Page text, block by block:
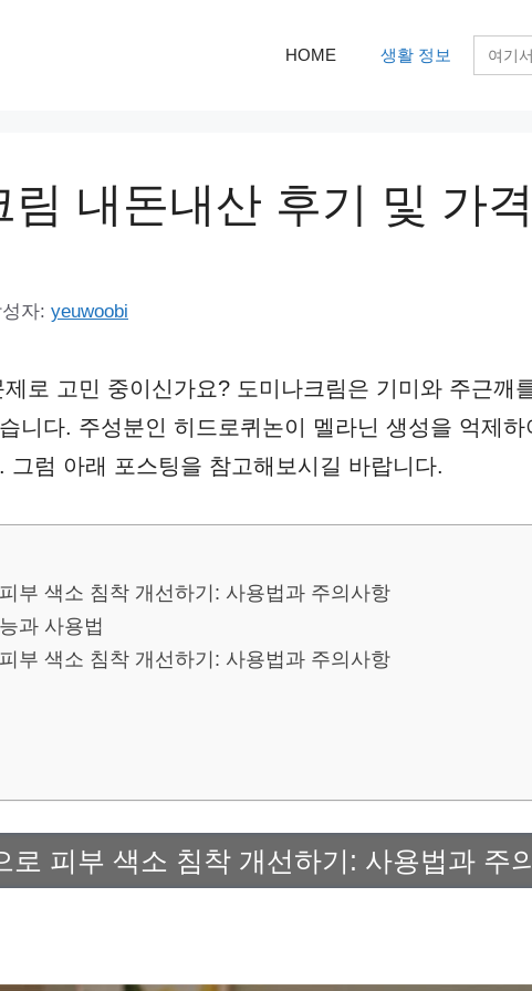
HOME 생활 정보
검
색:
림 내돈내산 후기 및 가
자: yeuwoobi
로 고민 중이신가요? 도미나크림은 기미와 주근깨
니다. 주성분인 히드로퀴논이 멜라닌 생성을 억제
그럼 아래 포스팅을 참고해보시길 바랍니다.
부 색소 침착 개선하기: 사용법과 주의사항
과 사용법
부 색소 침착 개선하기: 사용법과 주의사항
로 피부 색소 침착 개선하기: 사용법과 주